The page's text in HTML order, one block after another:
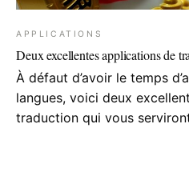
APPLICATIONS
Deux excellentes applications de
À défaut d’avoir le temps
langues, voici deux
traduction qui vous